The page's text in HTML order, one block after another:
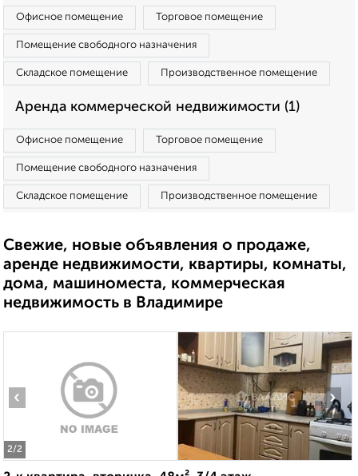
Офисное помещение Торговое помещение
Помещение свободного назначения
Складское помещение Производственное помещение
Аренда коммерческой недвижимости (1)
Офисное помещение Торговое помещение
Помещение свободного назначения
Складское помещение Производственное помещение
Свежие, новые объявления о продаже,
аренде недвижимости, квартиры, комнаты,
дома, машиноместа, коммерческая
недвижимость в Владимире
2/2
‹ ›